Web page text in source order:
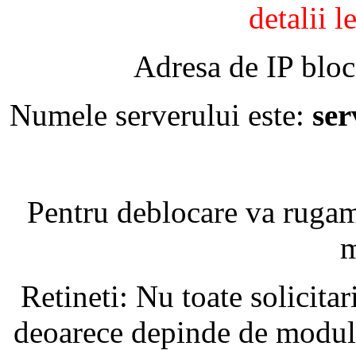
detalii
Adresa de IP
Numele serverului este:
Pentru deblocare va
Retineti: Nu toate
deoarece depinde de